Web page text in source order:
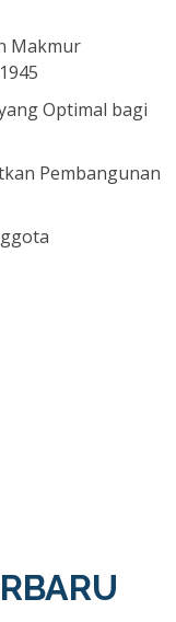
Makmur
Optimal bagi
Pembangunan